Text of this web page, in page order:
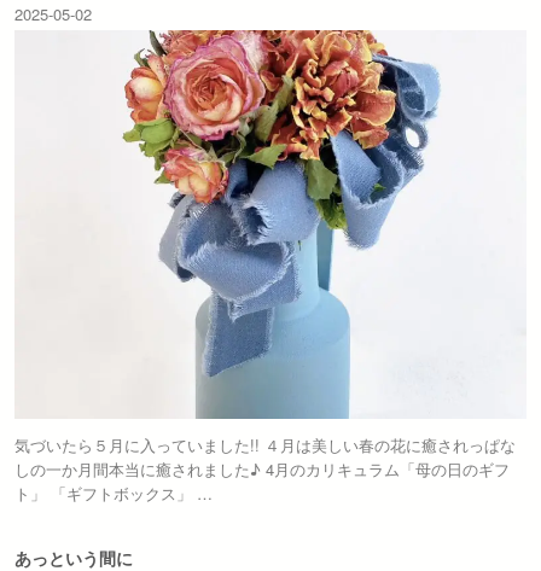
2025-05-02
気づいたら５月に入っていました!! ４月は美しい春の花に癒されっぱな
しの一か月間本当に癒されました♪ 4月のカリキュラム「母の日のギフ
ト」 「ギフトボックス」 …
あっという間に